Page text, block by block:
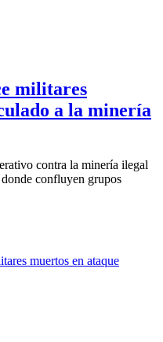
militares
a la minería
contra la minería ilegal
confluyen grupos